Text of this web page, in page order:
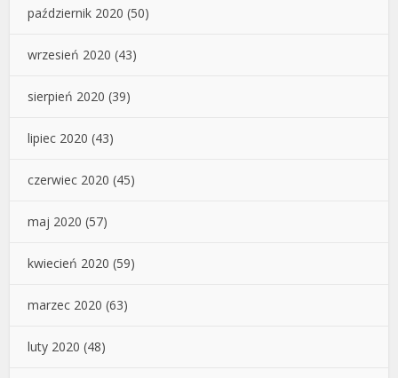
październik 2020 (50)
wrzesień 2020 (43)
sierpień 2020 (39)
lipiec 2020 (43)
czerwiec 2020 (45)
maj 2020 (57)
kwiecień 2020 (59)
marzec 2020 (63)
luty 2020 (48)